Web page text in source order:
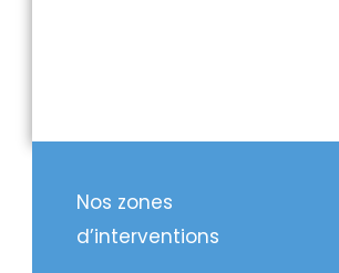
Nos zones
d’interventions